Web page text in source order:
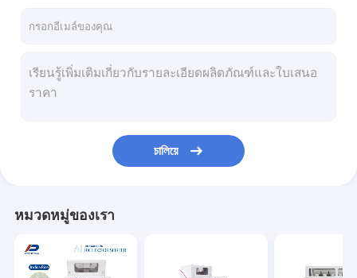
เครื่องคัดเเยกสีถั่ว
เครื่องคัดเเยกสี CCD
เครื่องคัดแยกพลาสติก
เครื่องคัดแยกแก้ว
เครื่องคัดเเยกสีโลหะ
চালিয়ে
หมวดหมู่ของเรา